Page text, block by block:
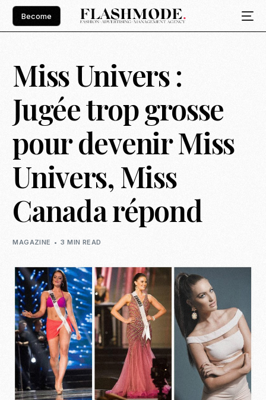
Become
Miss Univers :
Jugée trop grosse
pour devenir Miss
Univers, Miss
Canada répond
MAGAZINE 3 MIN READ